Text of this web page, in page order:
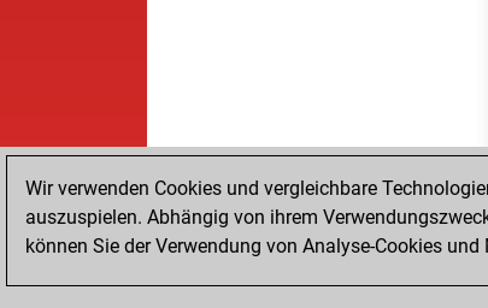
Wir verwenden Cookies und vergleichbare
auszuspielen. Abhängig von ihrem
können Sie der Verwendung von Analyse-Cookies